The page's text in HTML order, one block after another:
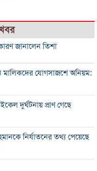
জানালেন তিশা
মালিকদের যোগসাজশে অনিয়ম:
দুর্ঘটনায় প্রাণ গেছে
নির্যাতনের তথ্য পেয়েছে